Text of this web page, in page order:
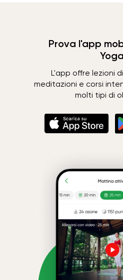
Prova l'app
Yoga
L'app offre lezioni
meditazioni e corsi
molti tipi di